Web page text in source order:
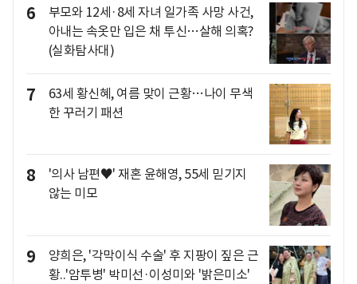
6
부모와 12세·8세 자녀 일가족 사망 사건,
아내는 속옷만 입은 채 투신…살해 의혹?
(실화탐사대)
7
63세 황신혜, 여름 맞이 근황…나이 무색
한 꾸러기 패션
8
'의사 남편♥' 재혼 윤해영, 55세 믿기지
않는 미모
9
양희은, '각막이식 수술' 후 지팡이 짚은 근
황..'암투병' 박미선·이성미와 '밝은미소'